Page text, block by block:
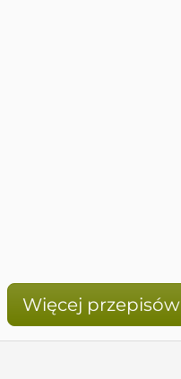
Więcej przepisów